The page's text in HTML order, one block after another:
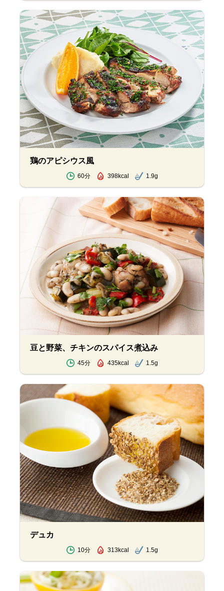
鶏のアピシウス風
60分 398kcal 1.9g
豆と野菜、チキンのスパイス煮込み
45分 435kcal 1.5g
デュカ
10分 313kcal 1.5g